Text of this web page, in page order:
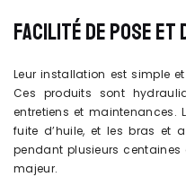
FACILITÉ DE POSE ET
Leur installation est simple
Ces produits sont
entretiens et maintenances.
fuite d’huile, et les bras et
pendant plusieurs
majeur.